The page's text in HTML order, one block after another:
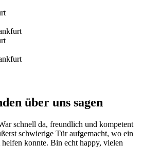
über uns sagen
schnell da, freundlich und kompetent
schwierige Tür aufgemacht, wo ein
konnte. Bin echt happy, vielen